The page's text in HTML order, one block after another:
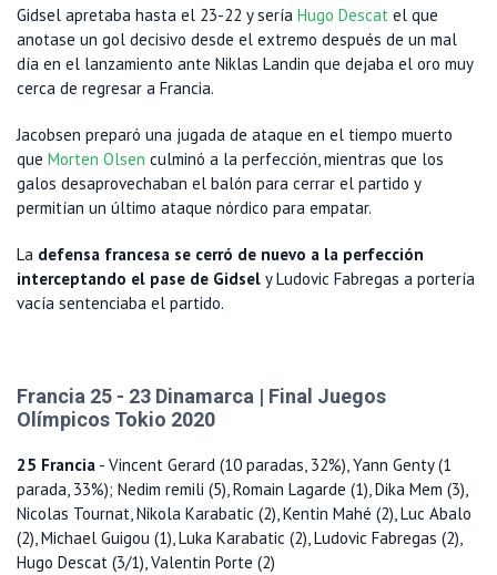
Gidsel apretaba hasta el 23-22 y sería Hugo Descat el que
anotase un gol decisivo desde el extremo después de un mal
día en el lanzamiento ante Niklas Landin que dejaba el oro muy
cerca de regresar a Francia.
Jacobsen preparó una jugada de ataque en el tiempo muerto
que Morten Olsen culminó a la perfección, mientras que los
galos desaprovechaban el balón para cerrar el partido y
permitían un último ataque nórdico para empatar.
La defensa francesa se cerró de nuevo a la perfección
interceptando el pase de Gidsel y Ludovic Fabregas a portería
vacía sentenciaba el partido.
Francia 25 - 23 Dinamarca | Final Juegos
Olímpicos Tokio 2020
25 Francia - Vincent Gerard (10 paradas, 32%), Yann Genty (1
parada, 33%); Nedim remili (5), Romain Lagarde (1), Dika Mem (3),
Nicolas Tournat, Nikola Karabatic (2), Kentin Mahé (2), Luc Abalo
(2), Michael Guigou (1), Luka Karabatic (2), Ludovic Fabregas (2),
Hugo Descat (3/1), Valentin Porte (2)